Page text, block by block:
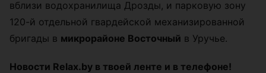
вблизи водохранилища Дрозды, и парковую зону
120-й отдельной гвардейской механизированной
бригады в микрорайоне Восточный в Уручье.
Новости Relax.by в твоей ленте и в телефоне!